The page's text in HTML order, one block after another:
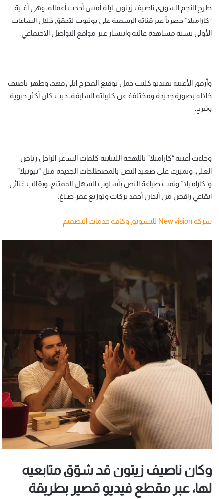
طرح النجم السوري ناصيف زيتون ليلة أمس أحدث أعماله، وهي أغنية
“كاراميلا” حصرياً عبر قناته الرسمية على يوتيوب لتحقق خلال الساعات
الأولى نسبة مشاهدة عالية وانتشار عبر مواقع التواصل الاجتماعي.
وأرفق الأغنية بفيديو كليب حمل توقيع المخرج ايلي فهد، وظهر ناصيف
خلاله بصورة جديدة ومختلفة عن كليباته السابقة، حيث كان أكثر حيوية
وفرح.
وجاءت أغنية “كاراميلا” باللهجة اللبنانية كلمات الشاعر الراحل رياض
العلي، وتميزت على صعيد النص بالمصطلحات الجديدة مثل “نيوتيلا”
و“كاراميلا” وتمت صياغة النص بأسلوب السهل الممتنع، وبقالب غنائي
ايقاعي راقص من ألحان أحمد بركات وتوزيع عمر صباغ.
شركة New vision للتسويق وكافة خدمات التصميم
وكان ناصيف زيتون قد شوّق متابعيه
لها، عبر مقطع فيديو قصير بطريقة